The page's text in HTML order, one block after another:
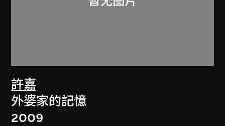
許嘉
外婆家的記憶
2009